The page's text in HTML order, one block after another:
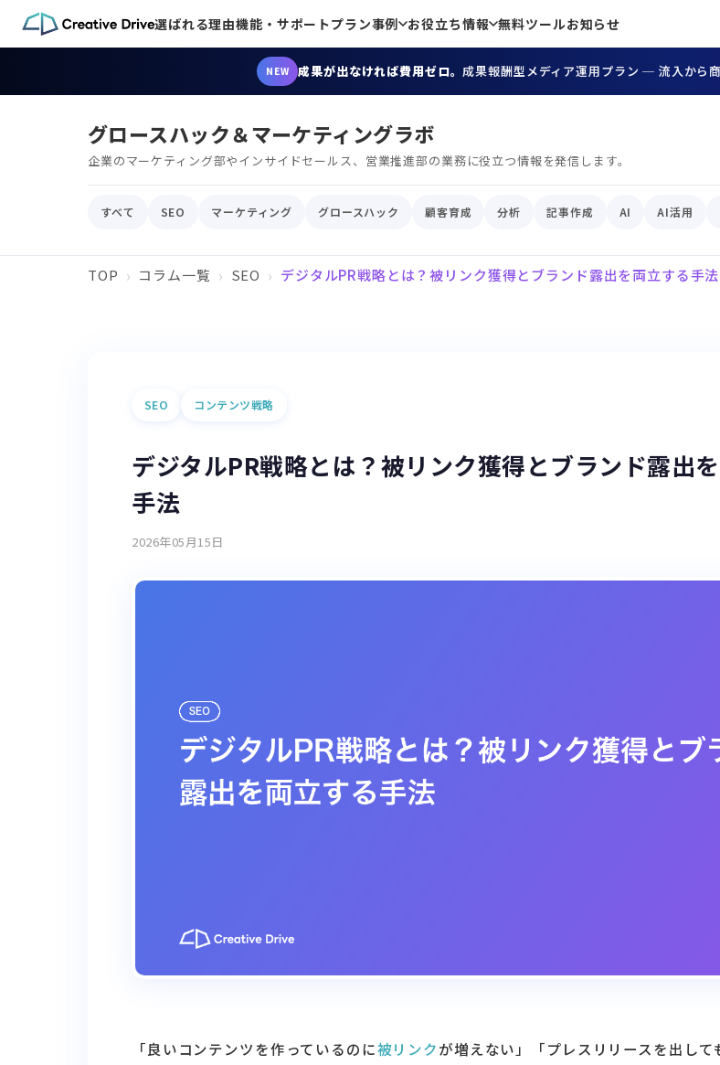
NEW 成果が出なければ費用ゼロ。成果報酬型メディア運用プラン ─ 流入から
選ばれる理由機能・サポートプラン事例 お役立ち情報 無料ツールお知らせ
グロースハック＆マーケティングラボ
企業のマーケティング部やインサイドセールス、営業推進部の業務に役立つ情報を発信します。
すべて SEO マーケティング グロースハック 顧客育成 分析 記事作成 AI AI活用
TOP コラム一覧 SEO デジタルPR戦略とは？被リンク獲得とブランド露出を両立する手法
SEO コンテンツ戦略
デジタルPR戦略とは？被リンク獲得とブランド露出
手法
2026年05月15日
「良いコンテンツを作っているのに被リンクが増えない」「プレスリリースを出して